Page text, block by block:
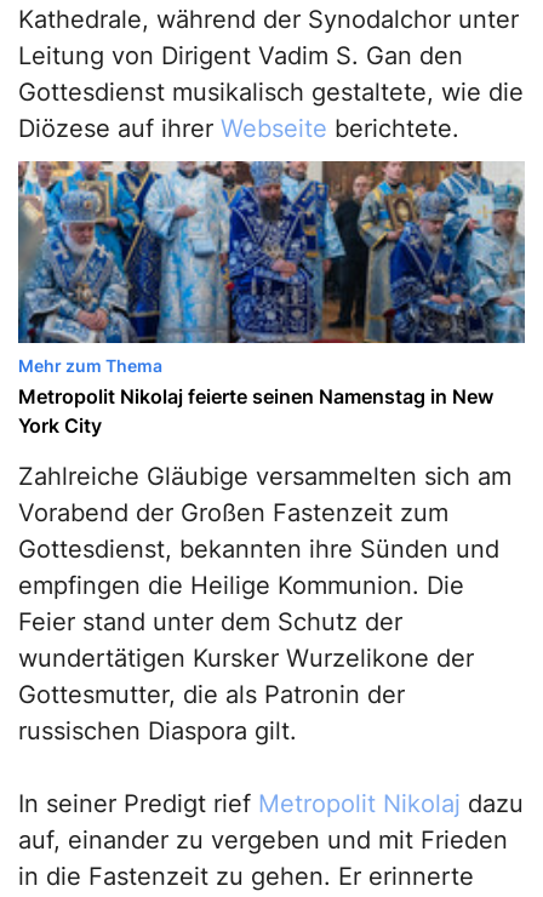
Kathedrale, während der Synodalchor unter
Leitung von Dirigent Vadim S. Gan den
Gottesdienst musikalisch gestaltete, wie die
Diözese auf ihrer Webseite berichtete.
Mehr zum Thema
Metropolit Nikolaj feierte seinen Namenstag in New
York City
Zahlreiche Gläubige versammelten sich am
Vorabend der Großen Fastenzeit zum
Gottesdienst, bekannten ihre Sünden und
empfingen die Heilige Kommunion. Die
Feier stand unter dem Schutz der
wundertätigen Kursker Wurzelikone der
Gottesmutter, die als Patronin der
russischen Diaspora gilt.
In seiner Predigt rief Metropolit Nikolaj dazu
auf, einander zu vergeben und mit Frieden
in die Fastenzeit zu gehen. Er erinnerte